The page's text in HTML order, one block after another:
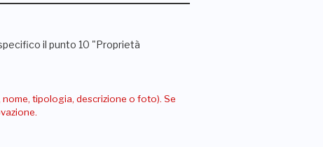
il punto 10 "Proprietà
tipologia, descrizione o foto). Se